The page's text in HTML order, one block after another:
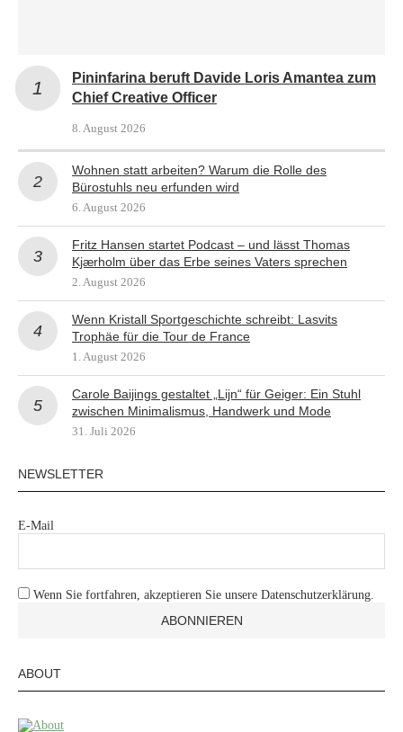
Pininfarina beruft Davide Loris Amantea zum
Chief Creative Officer
8. August 2026
Wohnen statt arbeiten? Warum die Rolle des
Bürostuhls neu erfunden wird
6. August 2026
Fritz Hansen startet Podcast – und lässt Thomas
Kjærholm über das Erbe seines Vaters sprechen
2. August 2026
Wenn Kristall Sportgeschichte schreibt: Lasvits
Trophäe für die Tour de France
1. August 2026
Carole Baijings gestaltet „Lijn“ für Geiger: Ein Stuhl
zwischen Minimalismus, Handwerk und Mode
31. Juli 2026
NEWSLETTER
E-Mail
Wenn Sie fortfahren, akzeptieren Sie unsere Datenschutzerklärung.
ABOUT